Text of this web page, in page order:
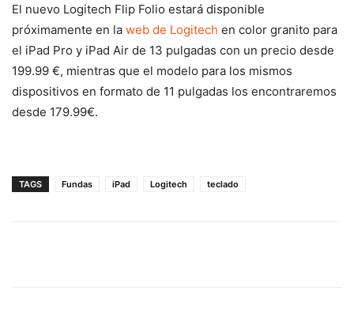
El nuevo Logitech Flip Folio estará disponible
próximamente en la web de Logitech en color granito para
el iPad Pro y iPad Air de 13 pulgadas con un precio desde
199.99 €, mientras que el modelo para los mismos
dispositivos en formato de 11 pulgadas los encontraremos
desde 179.99€.
TAGS Fundas iPad Logitech teclado